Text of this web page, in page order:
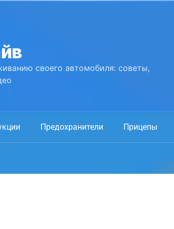
своего автомобиля: советы,
Предохранители Прицепы